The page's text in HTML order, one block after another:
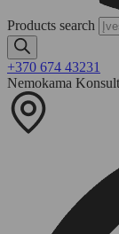
Products search
+370 674 43231
Nemokama